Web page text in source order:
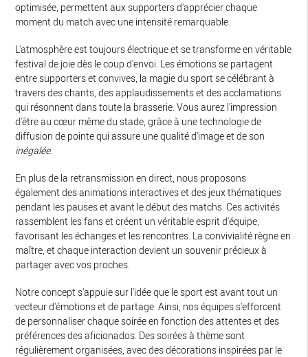
optimisée, permettent aux supporters d'apprécier chaque
moment du match avec une intensité remarquable.
L'atmosphère est toujours électrique et se transforme en véritable
festival de joie dès le coup d'envoi. Les émotions se partagent
entre supporters et convives, la magie du sport se célébrant à
travers des chants, des applaudissements et des acclamations
qui résonnent dans toute la brasserie. Vous aurez l'impression
d'être au cœur même du stade, grâce à une technologie de
diffusion de pointe qui assure une qualité d'image et de son
inégalée.
En plus de la retransmission en direct, nous proposons
également des animations interactives et des jeux thématiques
pendant les pauses et avant le début des matchs. Ces activités
rassemblent les fans et créent un véritable esprit d'équipe,
favorisant les échanges et les rencontres. La convivialité règne en
maître, et chaque interaction devient un souvenir précieux à
partager avec vos proches.
Notre concept s'appuie sur l'idée que le sport est avant tout un
vecteur d'émotions et de partage. Ainsi, nos équipes s'efforcent
de personnaliser chaque soirée en fonction des attentes et des
préférences des aficionados. Des soirées à thème sont
régulièrement organisées, avec des décorations inspirées par le